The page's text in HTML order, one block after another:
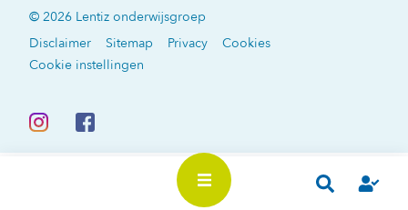
© 2026 Lentiz onderwijsgroep
Disclaimer
Sitemap Privacy
Cookies
Cookie instellingen